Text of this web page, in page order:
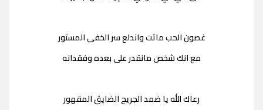
غصون الحب ماتت واندلع سر الخفى المستور
مع انك شخص مانقدر على بعده وفقدانه
رعاك الله يا ضمد الجريح الضايق المقهور